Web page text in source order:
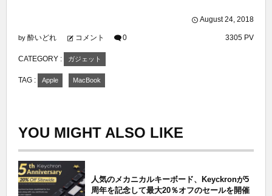
August 24, 2018
by 酔いどれ コメント 0 3305 PV
CATEGORY : ガジェット
TAG : Apple MacBook
YOU MIGHT ALSO LIKE
人気のメカニカルキーボード、Keyckronが5
周年を記念して最大20％オフのセールを開催